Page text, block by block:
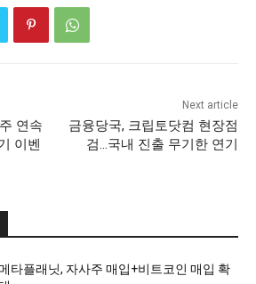
연속
이벤
Next article
금융당국, 크립토닷컴 현장점
검…국내 진출 무기한 연기
타플래닛, 자사주 매입+비트코인 매입 확